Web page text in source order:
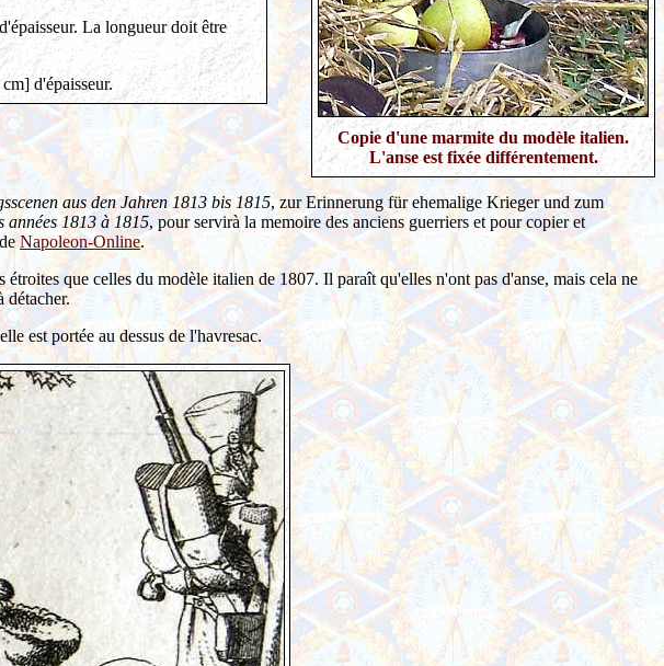
Copie d'une marmite du modèle italien.
L'anse est fixée différentement.
La longueur doit être
d'épaisseur.
aus den Jahren 1813 bis 1815, zur Erinnerung für ehemalige Krieger und zum
années 1813 à 1815, pour servirà la memoire des anciens guerriers et pour copier et
Napoleon-Online.
que celles du modèle italien de 1807. Il paraît qu'elles n'ont pas d'anse, mais cela ne
détacher.
est portée au dessus de l'havresac.